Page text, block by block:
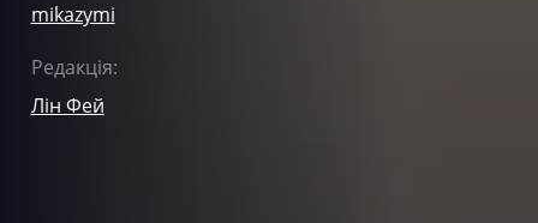
mikazymi
Редакція:
Лін Фей